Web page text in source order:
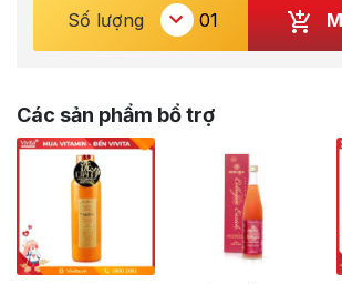
Số lượng
Các sản phẩm bổ trợ